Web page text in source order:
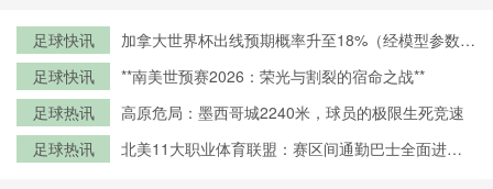
足球快讯
加拿大世界杯出线预期概率升至18%（经模型参数修
足球快讯
**南美世预赛2026：荣光与割裂的宿命之战**
足球热讯
高原危局：墨西哥城2240米，球员的极限生死竞速
足球热讯
北美11大职业体育联盟：赛区间通勤巴士全面进入